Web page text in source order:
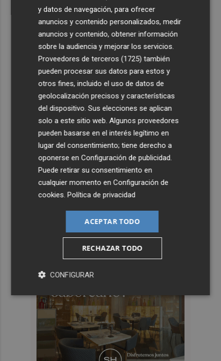
y datos de navegación, para ofrecer
anuncios y contenido personalizados, medir
anuncios y contenido, obtener información
sobre la audiencia y mejorar los servicios.
Proveedores de terceros (1725) también
pueden procesar sus datos para estos y
otros fines, incluido el uso de datos de
geolocalización precisos y características
del dispositivo. Sus elecciones se aplican
solo a este sitio web. Algunos proveedores
pueden basarse en el interés legítimo en
lugar del consentimiento; tiene derecho a
oponerse enConfiguración de publicidad
Puede retirar su consentimiento en
cualquier momento enConfiguración de
cookies .Política de privacidad
ACEPTAR TODO
RECHAZAR TODO
CONFIGURAR